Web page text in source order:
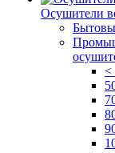
Осушители
<